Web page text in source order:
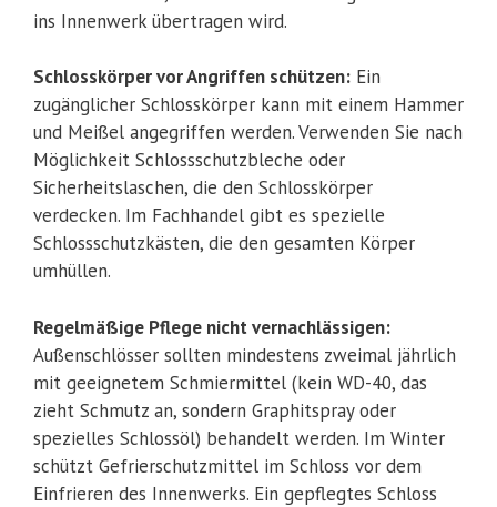
ins Innenwerk übertragen wird.
Schlosskörper vor Angriffen schützen: Ein
zugänglicher Schlosskörper kann mit einem Hammer
und Meißel angegriffen werden. Verwenden Sie nach
Möglichkeit Schlossschutzbleche oder
Sicherheitslaschen, die den Schlosskörper
verdecken. Im Fachhandel gibt es spezielle
Schlossschutzkästen, die den gesamten Körper
umhüllen.
Regelmäßige Pflege nicht vernachlässigen:
Außenschlösser sollten mindestens zweimal jährlich
mit geeignetem Schmiermittel (kein WD-40, das
zieht Schmutz an, sondern Graphitspray oder
spezielles Schlossöl) behandelt werden. Im Winter
schützt Gefrierschutzmittel im Schloss vor dem
Einfrieren des Innenwerks. Ein gepflegtes Schloss